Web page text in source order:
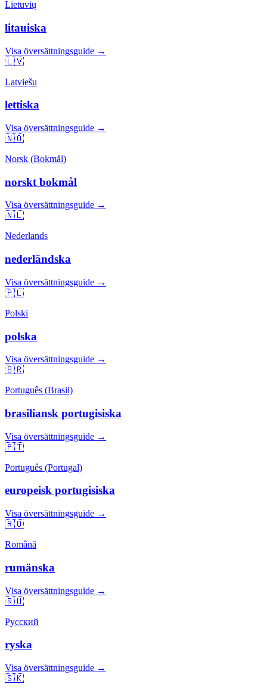
Lietuvių
litauiska
Visa översättningsguide →
🇱🇻
Latviešu
lettiska
Visa översättningsguide →
🇳🇴
Norsk (Bokmål)
norskt bokmål
Visa översättningsguide →
🇳🇱
Nederlands
nederländska
Visa översättningsguide →
🇵🇱
Polski
polska
Visa översättningsguide →
🇧🇷
Português (Brasil)
brasiliansk portugisiska
Visa översättningsguide →
🇵🇹
Português (Portugal)
europeisk portugisiska
Visa översättningsguide →
🇷🇴
Română
rumänska
Visa översättningsguide →
🇷🇺
Русский
ryska
Visa översättningsguide →
🇸🇰